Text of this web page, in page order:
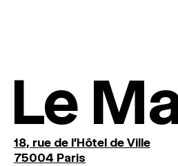
Le
18, rue de l'Hôtel de Ville
75004 Paris